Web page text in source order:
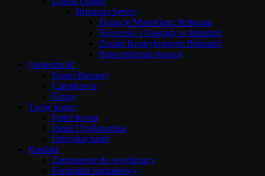
Britannia Server
Donacje MoonGate: Britannia
Suwereny i Nagrody w Britannii
Zostań Kontrybutorem Britannii!
Potwierdzenia donacji
Społeczność
Nasze Bannery
Członkowie
Grupy
Twoje konto
Panel Konta
Panel Użytkownika
Odzyskaj hasło
Kontakt
Zaproszenie do współpracy
Formularz kontaktowy